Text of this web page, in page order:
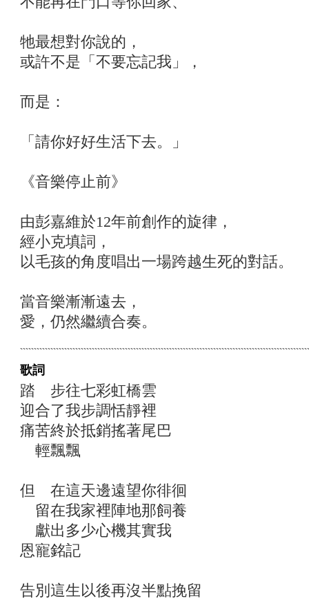
牠最想對你說的，
或許不是「不要忘記我」，
而是：
「請你好好生活下去。」
《音樂停止前》
由彭嘉維於12年前創作的旋律，
經小克填詞，
以毛孩的角度唱出一場跨越生死的對話。
當音樂漸漸遠去，
愛，仍然繼續合奏。
歌詞
踏 步往七彩虹橋雲
迎合了我步調恬靜裡
痛苦終於抵銷搖著尾巴
輕飄飄
但 在這天邊遠望你徘徊
留在我家裡陣地那飼養
獻出多少心機其實我
恩寵銘記
告別這生以後再沒半點挽留